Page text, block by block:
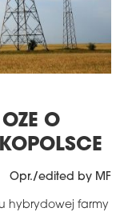
O
Opr./edited by MF
hybrydowej farmy